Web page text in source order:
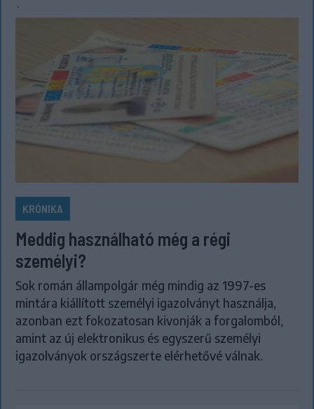
`
KRÓNIKA
Meddig használható még a régi
személyi?
Sok román állampolgár még mindig az 1997-es
mintára kiállított személyi igazolványt használja,
azonban ezt fokozatosan kivonják a forgalomból,
amint az új elektronikus és egyszerű személyi
igazolványok országszerte elérhetővé válnak.